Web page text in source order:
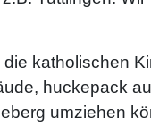
katholischen
huckepack
umziehen